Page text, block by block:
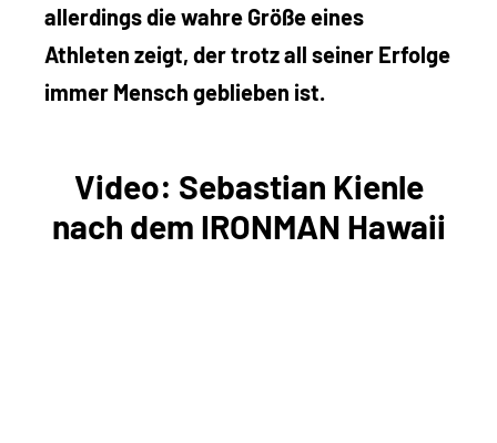
allerdings die wahre Größe eines
Athleten zeigt, der trotz all seiner Erfolge
immer Mensch geblieben ist.
Video: Sebastian Kienle
nach dem IRONMAN Hawaii